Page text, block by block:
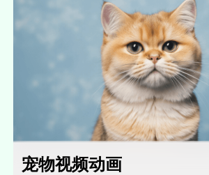
宠物视频动画